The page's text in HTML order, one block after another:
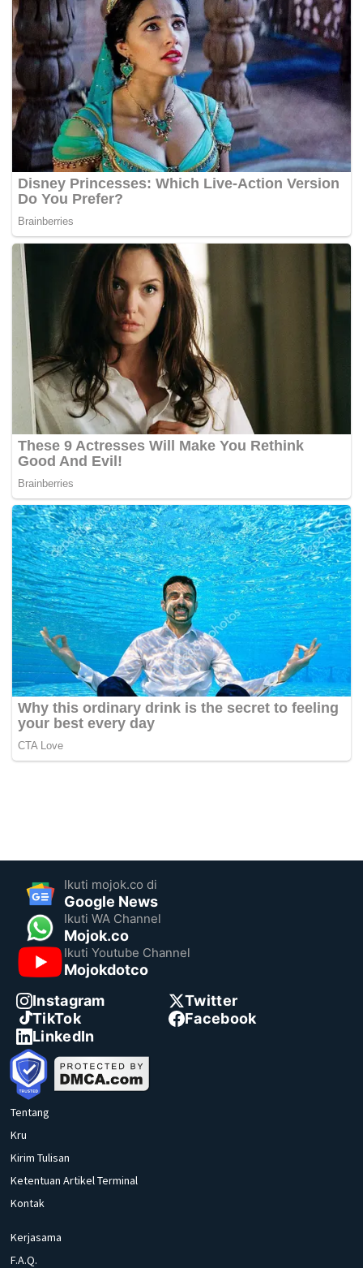
Ikuti mojok.co di
Google News
Ikuti WA Channel
Mojok.co
Ikuti Youtube Channel
Mojokdotco
Instagram
Twitter
TikTok
Facebook
LinkedIn
Tentang
Kru
Kirim Tulisan
Ketentuan Artikel Terminal
Kontak
Kerjasama
F.A.Q.